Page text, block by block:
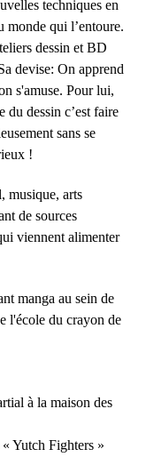
techniques en
monde qui l’entoure.
dessin et BD
devise: On apprend
s'amuse. Pour lui,
du dessin c’est faire
sans se
!
musique, arts
de sources
viennent alimenter
manga au sein de
l'école du crayon de
à la maison des
Yutch Fighters »